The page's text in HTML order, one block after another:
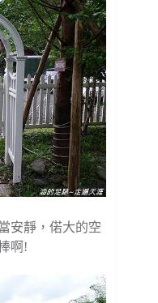
安靜，偌大的空
啊!